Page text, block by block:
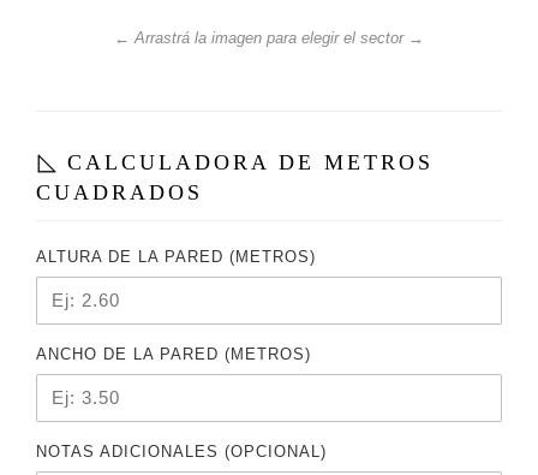
← Arrastrá la imagen para elegir el sector →
CALCULADORA DE METROS
CUADRADOS
ALTURA DE LA PARED (METROS)
ANCHO DE LA PARED (METROS)
NOTAS ADICIONALES (OPCIONAL)